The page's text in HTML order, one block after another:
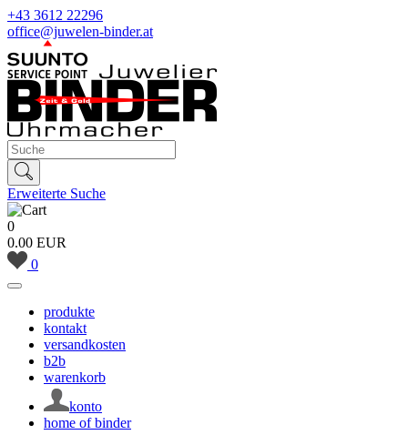
+43 3612 22296
office@juwelen-binder.at
Erweiterte Suche
0
0.00 EUR
0
produkte
kontakt
versandkosten
b2b
warenkorb
konto
home of binder